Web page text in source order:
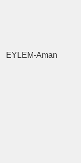
EYLEM-Aman